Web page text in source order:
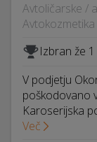
Avtoličarske /
Izbran že
V podjetju
poškodovano
Karoserijska
Več